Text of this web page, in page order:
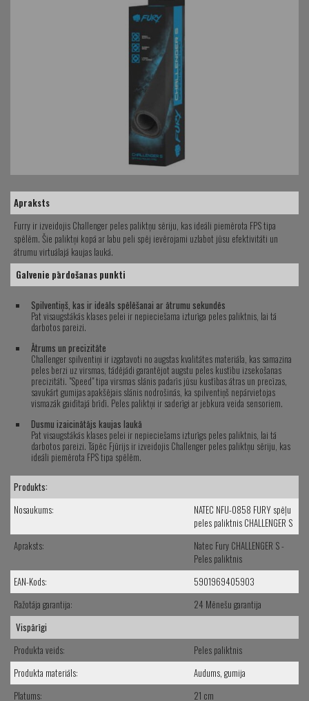
Apraksts
Furry ir izveidojis Challenger peles paliktņu sēriju, kas ideāli piemērota FPS tipa
spēlēm. Šie paliktņi kopā ar labu peli spēj ievērojami uzlabot jūsu efektivitāti un
ātrumu virtuālajā kaujas laukā.
Galvenie pārdošanas punkti
Spilventiņš, kas ir ideāls spēlēšanai ar ātrumu sekundēs
Pat visaugstākās klases pelei ir nepieciešama izturīga peles paliktnis, lai tā
darbotos pareizi.
Ātrums un precizitāte
Challenger spilventiņi ir izgatavoti no augstas kvalitātes materiāla, kas samazina
peles berzi uz virsmas, tādējādi garantējot augstu peles kustību izsekošanas
precizitāti. "Speed" tipa virsmas slānis padarīs jūsu kustības ātras un precīzas,
savukārt gumijas apakšējais slānis nodrošinās, ka spilventiņš nepārvietojas
vismazāk gaidītajā brīdī. Peles paliktņi ir saderīgi ar jebkura veida sensoriem.
Dusmu izaicinātājs kaujas laukā
Pat visaugstākās klases pelei ir nepieciešams izturīgs peles paliktnis, lai tā
darbotos pareizi. Tāpēc Fjūrijs ir izveidojis Challenger peles paliktņu sēriju, kas
ideāli piemērota FPS tipa spēlēm.
Produkts:
Nosaukums:
NATEC NFU-0858 FURY spēļu
peles paliktnis CHALLENGER S
Apraksts:
Natec Fury CHALLENGER S -
Peles paliktnis
EAN-Kods:
5901969405903
Ražotāja garantija:
24 Mēnešu garantija
Vispārīgi
Produkta veids:
Peles paliktnis
Produkta materiāls:
Audums, gumija
Platums:
21 cm